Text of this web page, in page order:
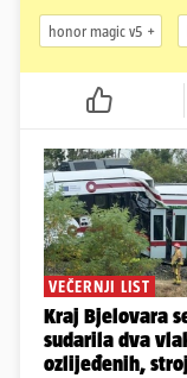
honor magic v5